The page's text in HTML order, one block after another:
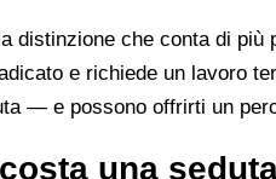
distinzione che conta di più
e richiede un lavoro
— e possono offrirti un
una